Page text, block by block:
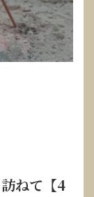
ねて【4